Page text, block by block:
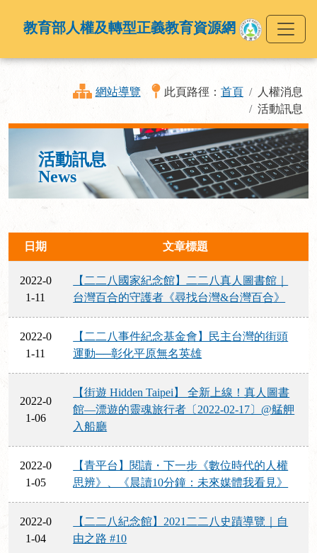
教育部人權及轉型正義教育資源網
網站導覽 此頁路徑： 首頁
人權消息
活動訊息
活動訊息
News
日期 文章標題
2022-0
1-11
【二二八國家紀念館】二二八真人圖書館｜
台灣百合的守護者《尋找台灣&台灣百合》
2022-0
1-11
【二二八事件紀念基金會】民主台灣的街頭
運動──彰化平原無名英雄
2022-0
1-06
【街遊 Hidden Taipei】 全新上線！真人圖書
館—漂遊的靈魂旅行者〔2022-02-17〕@艋舺
入船廳
2022-0
1-05
【青平台】閱讀・下一步《數位時代的人權
思辨》、《晨讀10分鐘：未來媒體我看見》
2022-0
1-04
【二二八紀念館】2021二二八史蹟導覽｜自
由之路 #10